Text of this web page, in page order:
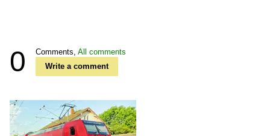
0 Comments, All comments
Write a comment